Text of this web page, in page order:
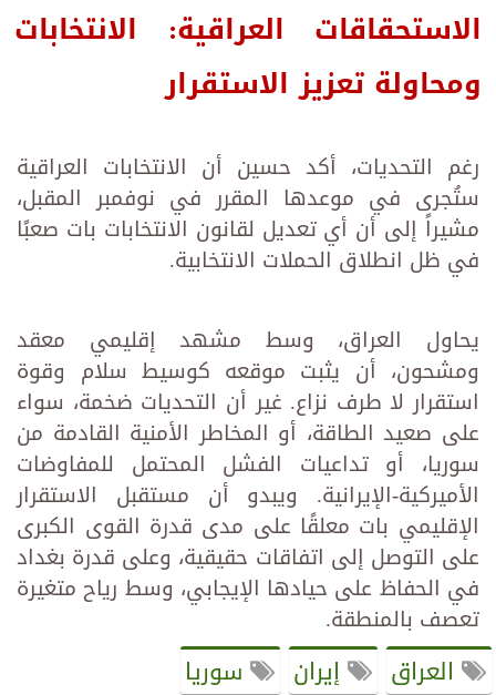
الاستحقاقات العراقية: الانتخابات
ومحاولة تعزيز الاستقرار
رغم التحديات، أكد حسين أن الانتخابات العراقية
ستُجرى في موعدها المقرر في نوفمبر المقبل،
مشيراً إلى أن أي تعديل لقانون الانتخابات بات صعبًا
في ظل انطلاق الحملات الانتخابية.
يحاول العراق، وسط مشهد إقليمي معقد
ومشحون، أن يثبت موقعه كوسيط سلام وقوة
استقرار لا طرف نزاع. غير أن التحديات ضخمة، سواء
على صعيد الطاقة، أو المخاطر الأمنية القادمة من
سوريا، أو تداعيات الفشل المحتمل للمفاوضات
الأميركية-الإيرانية. ويبدو أن مستقبل الاستقرار
الإقليمي بات معلقًا على مدى قدرة القوى الكبرى
على التوصل إلى اتفاقات حقيقية، وعلى قدرة بغداد
في الحفاظ على حيادها الإيجابي، وسط رياح متغيرة
تعصف بالمنطقة.
العراق إيران سوريا